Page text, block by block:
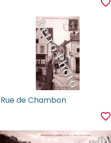
favorite_border
Rue de Chambon
favorite_border